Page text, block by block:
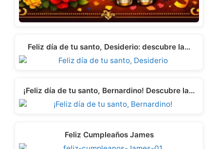
Feliz día de tu santo, Desiderio: descubre la…
¡Feliz día de tu santo, Bernardino! Descubre la…
Feliz Cumpleaños James